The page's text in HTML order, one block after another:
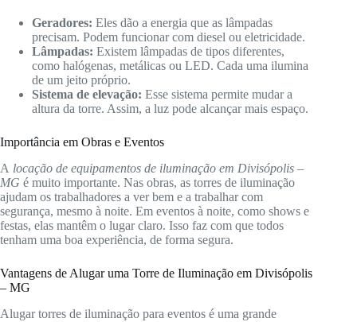
Geradores: Eles dão a energia que as lâmpadas
precisam. Podem funcionar com diesel ou eletricidade.
Lâmpadas: Existem lâmpadas de tipos diferentes,
como halógenas, metálicas ou LED. Cada uma ilumina
de um jeito próprio.
Sistema de elevação: Esse sistema permite mudar a
altura da torre. Assim, a luz pode alcançar mais espaço.
Importância em Obras e Eventos
A locação de equipamentos de iluminação em Divisópolis –
MG é muito importante. Nas obras, as torres de iluminação
ajudam os trabalhadores a ver bem e a trabalhar com
segurança, mesmo à noite. Em eventos à noite, como shows e
festas, elas mantêm o lugar claro. Isso faz com que todos
tenham uma boa experiência, de forma segura.
Vantagens de Alugar uma Torre de Iluminação em Divisópolis
– MG
Alugar torres de iluminação para eventos é uma grande